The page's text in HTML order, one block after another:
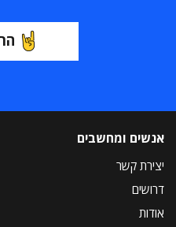
אנשים ומחשבים
יצירת קשר
דרושים
אודות